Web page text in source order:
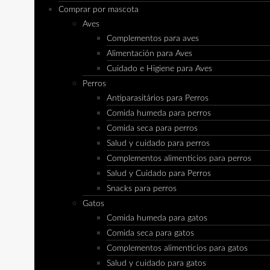
Comprar por mascota
Aves
Complementos para aves
Alimentación para Aves
Cuidado e Higiene para Aves
Perros
Antiparasitários para Perros
Comida humeda para perros
Comida seca para perros
Salud y cuidado para perros
Complementos alimenticios para perros
Salud y Cuidado para Perros
Snacks para perros
Gatos
Comida humeda para gatos
Comida seca para gatos
Complementos alimenticios para gatos
Salud y cuidado para gatos